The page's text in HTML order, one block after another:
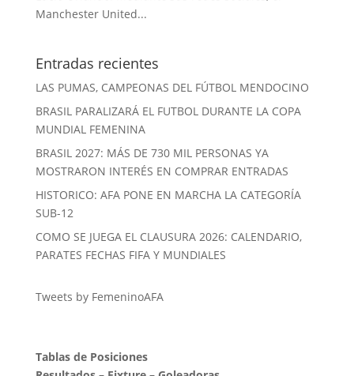
Manchester United...
Entradas recientes
LAS PUMAS, CAMPEONAS DEL FÚTBOL MENDOCINO
BRASIL PARALIZARÁ EL FUTBOL DURANTE LA COPA
MUNDIAL FEMENINA
BRASIL 2027: MÁS DE 730 MIL PERSONAS YA
MOSTRARON INTERÉS EN COMPRAR ENTRADAS
HISTORICO: AFA PONE EN MARCHA LA CATEGORÍA
SUB-12
COMO SE JUEGA EL CLAUSURA 2026: CALENDARIO,
PARATES FECHAS FIFA Y MUNDIALES
Tweets by FemeninoAFA
Tablas de Posiciones